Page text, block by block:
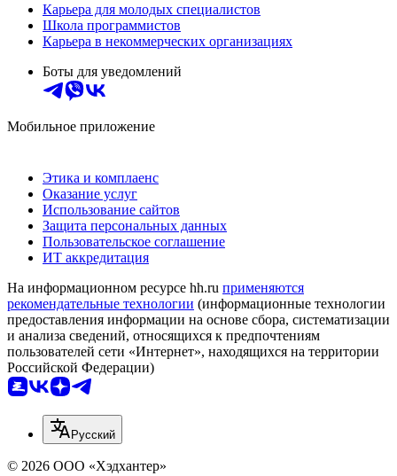
Карьера для молодых специалистов
Школа программистов
Карьера в некоммерческих организациях
Боты для уведомлений
Мобильное приложение
Этика и комплаенс
Оказание услуг
Использование сайтов
Защита персональных данных
Пользовательское соглашение
ИТ аккредитация
На информационном ресурсе hh.ru применяются
рекомендательные технологии (информационные технологии
предоставления информации на основе сбора, систематизации
и анализа сведений, относящихся к предпочтениям
пользователей сети «Интернет», находящихся на территории
Российской Федерации)
Русский
© 2026 ООО «Хэдхантер»